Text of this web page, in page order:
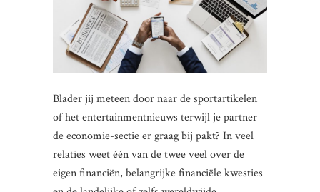
Blader jij meteen door naar de sportartikelen
of het entertainmentnieuws terwijl je partner
de economie-sectie er graag bij pakt? In veel
relaties weet één van de twee veel over de
eigen financiën, belangrijke financiële kwesties